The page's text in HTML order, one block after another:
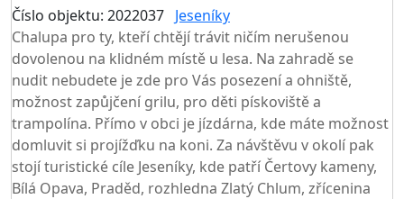
Číslo objektu: 2022037 Jeseníky
Chalupa pro ty, kteří chtějí trávit ničím nerušenou
dovolenou na klidném místě u lesa. Na zahradě se
nudit nebudete je zde pro Vás posezení a ohniště,
možnost zapůjčení grilu, pro děti pískoviště a
trampolína. Přímo v obci je jízdárna, kde máte možnost
domluvit si projížďku na koni. Za návštěvu v okolí pak
stojí turistické cíle Jeseníky, kde patří Čertovy kameny,
Bílá Opava, Praděd, rozhledna Zlatý Chlum, zřícenina